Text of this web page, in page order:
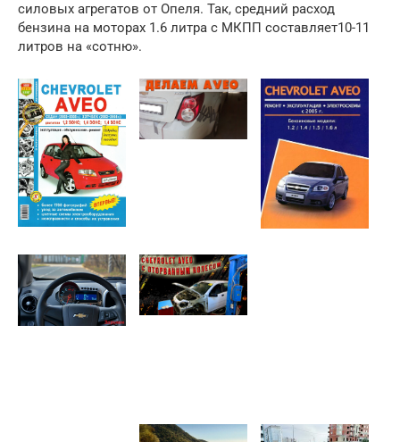
силовых агрегатов от Опеля. Так, средний расход
бензина на моторах 1.6 литра с МКПП составляет10-11
литров на «сотню».